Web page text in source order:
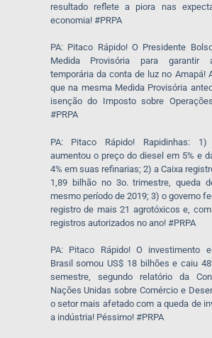
resultado reflete a piora nas
economia! #PRPA
PA: Pitaco Rápido! O Presidente
Medida Provisória para garantir
temporária da conta de luz no Amapá!
que na mesma Medida Provisória
isenção do Imposto sobre
#PRPA
PA: Pitaco Rápido! Rapidinhas:
aumentou o preço do diesel em 5% e
4% em suas refinarias; 2) a Caixa
1,89 bilhão no 3o. trimestre, queda
mesmo período de 2019; 3) o governo
registro de mais 21 agrotóxicos e,
registros autorizados no ano! #PRPA
PA: Pitaco Rápido! O investimento
Brasil somou US$ 18 bilhões e caiu
semestre, segundo relatório da
Nações Unidas sobre Comércio e
o setor mais afetado com a queda de
a indústria! Péssimo! #PRPA